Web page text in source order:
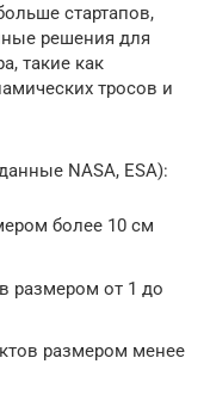
стартапов,
решения для
такие как
тросов и
NASA, ESA):
более 10 см
размером от 1 до
размером менее